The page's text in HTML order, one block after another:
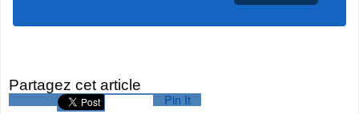
Partagez cet article
Pin It